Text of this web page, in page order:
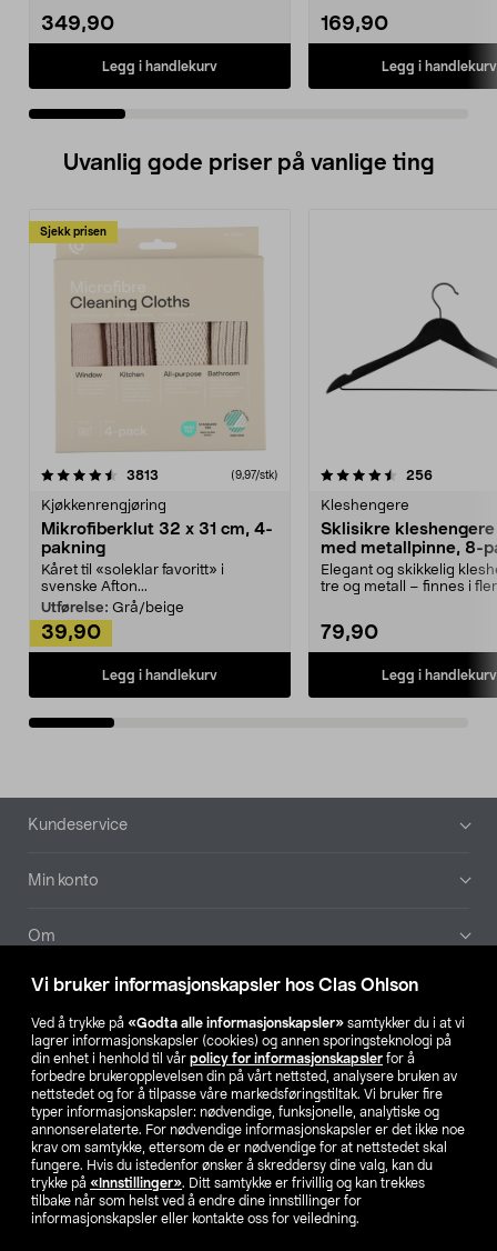
Vi bruker informasjonskapsler hos Clas Ohlson
Ved å trykke på «Godta alle informasjonskapsler» samtykker du i at vi
lagrer informasjonskapsler (cookies) og annen sporingsteknologi på
din enhet i henhold til vår policy for informasjonskapsler for å
forbedre brukeropplevelsen din på vårt nettsted, analysere bruken av
nettstedet og for å tilpasse våre markedsføringstiltak. Vi bruker fire
typer informasjonskapsler: nødvendige, funksjonelle, analytiske og
annonserelaterte. For nødvendige informasjonskapsler er det ikke noe
krav om samtykke, ettersom de er nødvendige for at nettstedet skal
fungere. Hvis du istedenfor ønsker å skreddersy dine valg, kan du
trykke på «Innstillinger». Ditt samtykke er frivillig og kan trekkes
tilbake når som helst ved å endre dine innstillinger for
informasjonskapsler eller kontakte oss for veiledning.
349,90
Legg i handlekurv
169,90
Legg i handlekurv
Uvanlig gode priser på vanlige ting
Sjekk prisen
3813 anmeldelser(9,97/stk)
Kjøkkenrengjøring
Mikrofiberklut 32 x 31 cm, 4-
pakning
Kåret til «soleklar favoritt» i
svenske Afton...
Utførelse: Grå/beige
39,90
Legg i handlekurv
4.5av 5 stjerner 256
Kleshengere
Sklisikre
med metallpinne, 8-
Elegant og skikkelig
tre og metall – finnes i
79,90
Legg i handlekurv
4.5av 5 stjerner
Bunntekst
Kundeservice
Min konto
Om
Aktuelt
Våre selskaper
Finn din butikk
SE NO FI